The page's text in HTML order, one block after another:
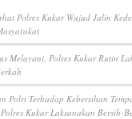
Polres Kukar Wujud Jalin
Melayani, Polres Kukar Rutin
Polri Terhadap Kebersihan
Kukar Laksanakan Bersih-